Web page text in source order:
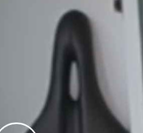
Play